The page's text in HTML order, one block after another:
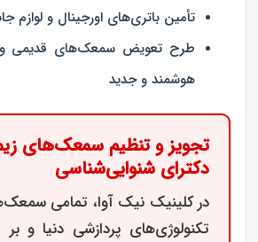
تأمین باتری‌های اورجینال و لوازم
طرح تعویض سمعک‌های قدیمی و
هوشمند و جدید
تجویز و تنظیم سمعک‌های
دکترای شنوایی‌شناسی
در کلینیک نیک آوا، تمامی
تکنولوژی‌های پردازشی دنیا و بر